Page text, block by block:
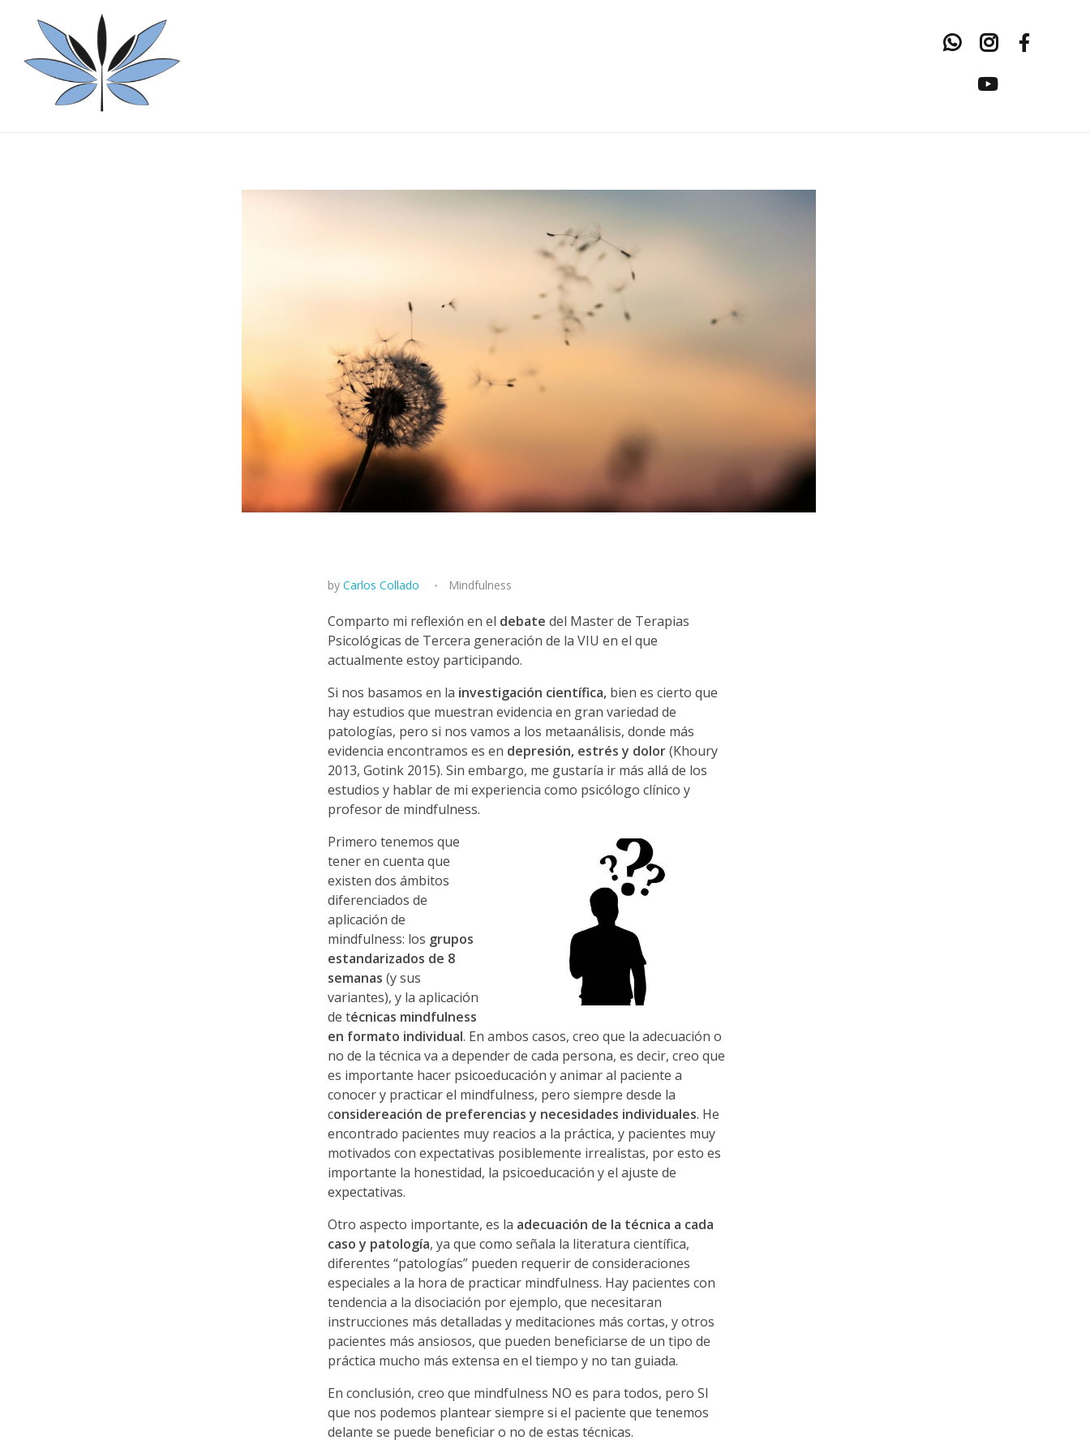
M
i
n
d
f
u
l
n
e
s
s
p
a
r
a
t
o
d
o
s
by Carlos Collado Mindfulness
Comparto mi reflexión en el debatedel Master de Terapias
Psicológicas de Tercera generación de la VIU en el que
actualmente estoy participando.
Si nos basamos en la investigación científica, bien es cierto que
hay estudios que muestran evidencia en gran variedad de
patologías, pero si nos vamos a los metaanálisis, donde más
evidencia encontramos es en depresión, estrés y dolor(Khoury
2013, Gotink 2015). Sin embargo, me gustaría ir más allá de los
estudios y hablar de mi experiencia como psicólogo clínico y
profesor de mindfulness.
Primero tenemos que
tener en cuenta que
existen dos ámbitos
diferenciados de
aplicación de
mindfulness: los grupos
estandarizados de 8
semanas (y sus
variantes), y la aplicación
de técnicas mindfulness
en formato individual. En ambos casos, creo que la adecuación o
no de la técnica va a depender de cada persona, es decir, creo que
es importante hacer psicoeducación y animar al paciente a
conocer y practicar el mindfulness, pero siempre desde la
considereación de preferencias y necesidades individuales. He
encontrado pacientes muy reacios a la práctica, y pacientes muy
motivados con expectativas posiblemente irrealistas, por esto es
importante la honestidad, la psicoeducación y el ajuste de
expectativas.
Otro aspecto importante, es la adecuación de la técnica a cada
caso y patología, ya que como señala la literatura científica,
diferentes “patologías” pueden requerir de consideraciones
especiales a la hora de practicar mindfulness. Hay pacientes con
tendencia a la disociación por ejemplo, que necesitaran
instrucciones más detalladas y meditaciones más cortas, y otros
pacientes más ansiosos, que pueden beneficiarse de un tipo de
práctica mucho más extensa en el tiempo y no tan guiada.
En conclusión, creo que mindfulness NO es para todos, pero SI
que nos podemos plantear siempre si el paciente que tenemos
delante se puede beneficiar o no de estas técnicas.